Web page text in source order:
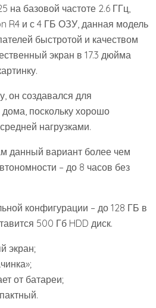
на базовой частоте 2.6 ГГц,
R4 и с 4 ГБ ОЗУ, данная модель
быстротой и качеством
экран в 17.3 дюйма
он создавался для
поскольку хорошо
нагрузками.
данный вариант более чем
– до 8 часов без
конфигурации – до 128 ГБ в
500 Гб HDD диск.
экран;
от батареи;